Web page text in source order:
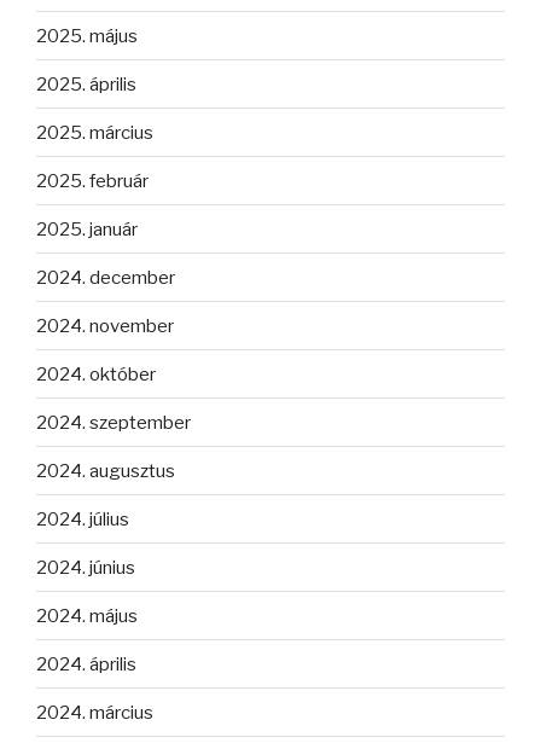
2025. május
2025. április
2025. március
2025. február
2025. január
2024. december
2024. november
2024. október
2024. szeptember
2024. augusztus
2024. július
2024. június
2024. május
2024. április
2024. március